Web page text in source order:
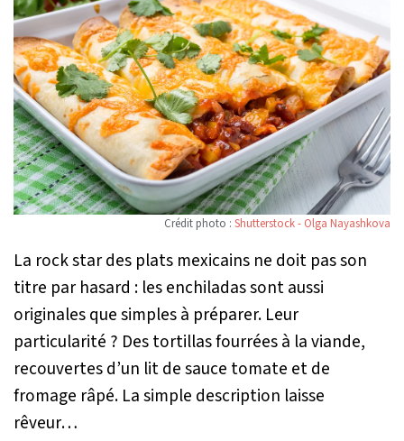
Crédit photo : Shutterstock - Olga Nayashkova
La rock star des plats mexicains ne doit pas son
titre par hasard : les enchiladas sont aussi
originales que simples à préparer. Leur
particularité ? Des tortillas fourrées à la viande,
recouvertes d’un lit de sauce tomate et de
fromage râpé. La simple description laisse
rêveur…